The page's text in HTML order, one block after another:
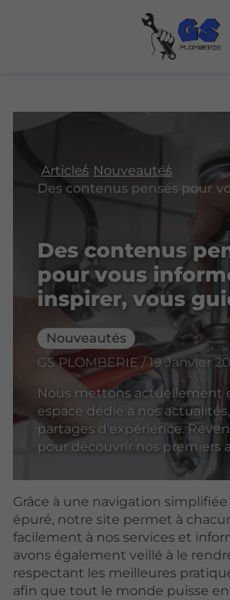
Articles Nouveautés
Des contenus
pour vous
inspirer, vous
Nouveautés
GS PLOMBERIE / 19 Janvier
Nous mettons actuellement
espace dédié à nos
partages d'expérience.
pour découvrir nos premiers
Grâce à une navigation
épuré, notre site permet à
facilement à nos services et
avons également veillé à le
respectant les meilleures
afin que tout le monde puisse